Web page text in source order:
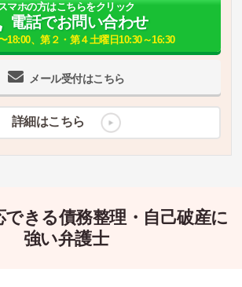
メール受付はこちら
マホの方はこちらをクリック
電話でお問い合わせ
18:00、第２・第４土曜日10:30～16:30
詳細はこちら
できる債務整理・自己破産に
強い弁護士